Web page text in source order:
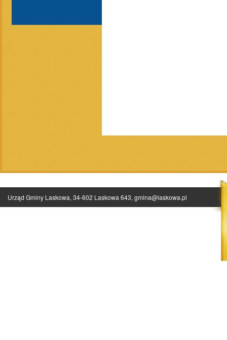
Urząd Gminy Laskowa, 34-602 Laskowa 643, gmina@laskowa.pl